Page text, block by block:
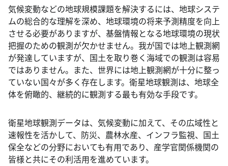
気候変動などの地球規模課題を解決するには、地球システ
ムの総合的な理解を深め、地球環境の将来予測精度を向上
させる必要がありますが、基盤情報となる地球環境の現状
把握のための観測が欠かせません。我が国では地上観測網
が発達していますが、国土を取り巻く海域での観測は容易
ではありません。また、世界には地上観測網が十分に整っ
ていない国々が多く存在します。衛星地球観測は、地球全
体を俯瞰的、継続的に観測する最も有効な手段です。
衛星地球観測データは、気候変動に加えて、その広域性と
速報性を活かして、防災、農林水産、インフラ監視、国土
保全などの分野においても有用であり、産学官関係機関の
皆様と共にその利活用を進めています。